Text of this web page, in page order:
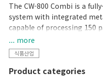
The CW-800 Combi is a
system with integrated
capable of processing 150
productivity will ensure
protected by ensuring
contaminants are kept out.
... more
식품산업
Product categories